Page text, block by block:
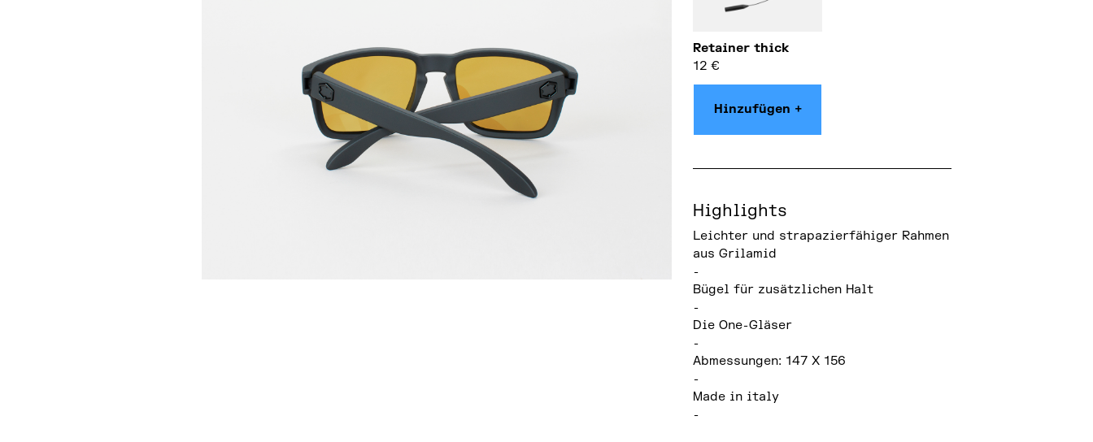
Retainer thick
12 €
Hinzufügen +
Highlights
Leichter und strapazierfähiger Rahmen
aus Grilamid
-
Bügel für zusätzlichen Halt
-
Die One-Gläser
-
Abmessungen: 147 X 156
-
Made in italy
-